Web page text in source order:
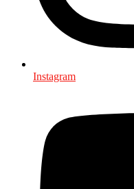
Instagram